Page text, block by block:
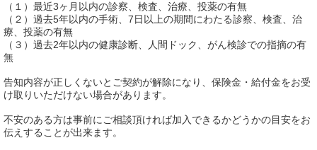
（１）最近3ヶ月以内の診察、検査、治療、投薬の有無
（２）過去5年以内の手術、7日以上の期間にわたる診察、検査、治
療、投薬の有無
（３）過去2年以内の健康診断、人間ドック、がん検診での指摘の有
無
告知内容が正しくないとご契約が解除になり、保険金・給付金をお受
け取りいただけない場合があります。
不安のある方は事前にご相談頂ければ加入できるかどうかの目安をお
伝えすることが出来ます。